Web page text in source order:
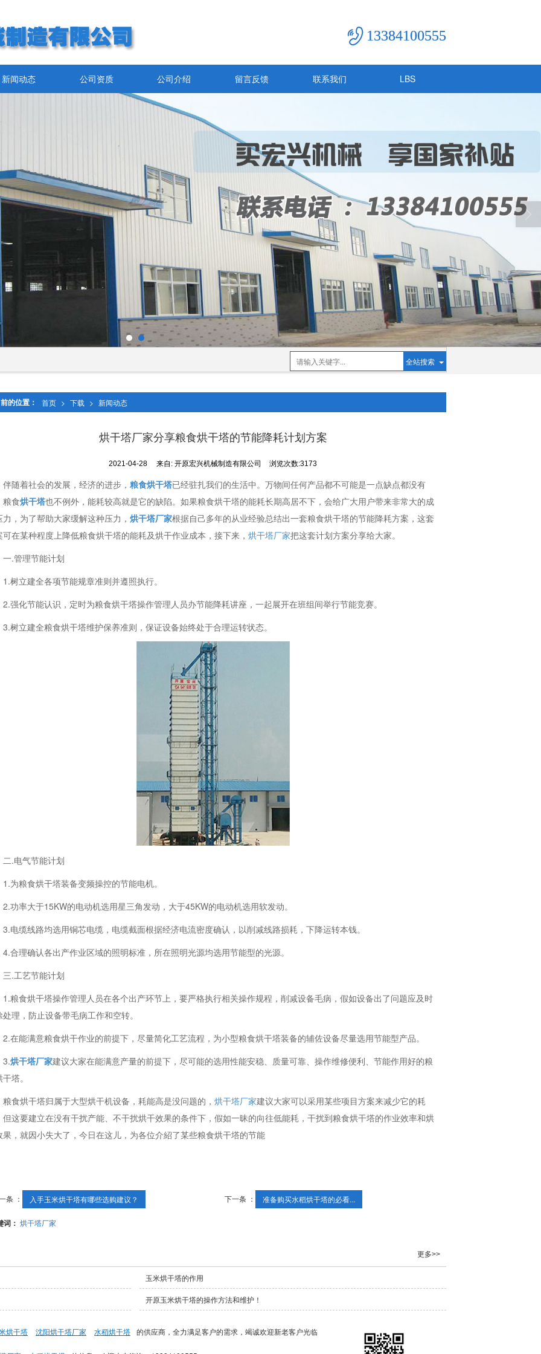
13384100555
新闻动态 公司资质 公司介绍 留言反馈 联系我们 LBS
全站搜索
的位置： 首页 > 下载 > 新闻动态
烘干塔厂家分享粮食烘干塔的节能降耗计划方案
2021-04-28 来自:开原宏兴机械制造有限公司 浏览次数:3173
伴随着社会的发展，经济的进步， 粮食烘干塔已经驻扎我们的生活中。万物间任何产品都不可能是一点缺点都没有
粮食烘干塔也不例外，能耗较高就是它的缺陷。如果粮食烘干塔的能耗长期高居不下，会给广大用户带来非常大的成
力，为了帮助大家缓解这种压力， 烘干塔厂家根据自己多年的从业经验总结出一套粮食烘干塔的节能降耗方案，这套
可在某种程度上降低粮食烘干塔的能耗及烘干作业成本，接下来， 烘干塔厂家把这套计划方案分享给大家。
一.管理节能计划
1.树立建全各项节能规章准则并遵照执行。
2.强化节能认识，定时为粮食烘干塔操作管理人员办节能降耗讲座，一起展开在班组间举行节能竞赛。
3.树立建全粮食烘干塔维护保养准则，保证设备始终处于合理运转状态。
二.电气节能计划
1.为粮食烘干塔装备变频操控的节能电机。
2.功率大于15KW的电动机选用星三角发动，大于45KW的电动机选用软发动。
3.电缆线路均选用铜芯电缆，电缆截面根据经济电流密度确认，以削减线路损耗，下降运转本钱。
4.合理确认各出产作业区域的照明标准，所在照明光源均选用节能型的光源。
三.工艺节能计划
1.粮食烘干塔操作管理人员在各个出产环节上，要严格执行相关操作规程，削减设备毛病，假如设备出了问题应及时
理，防止设备带毛病工作和空转。
2.在能满意粮食烘干作业的前提下，尽量简化工艺流程，为小型粮食烘干塔装备的辅佐设备尽量选用节能型产品。
3.烘干塔厂家建议大家在能满意产量的前提下，尽可能的选用性能安稳、质量可靠、操作维修便利、节能作用好的粮
塔。
粮食烘干塔归属于大型烘干机设备，耗能高是没问题的， 烘干塔厂家建议大家可以采用某些项目方案来减少它的耗
但这要建立在没有干扰产能、不干扰烘干效果的条件下，假如一昧的向往低能耗，干扰到粮食烘干塔的作业效率和烘
果，就因小失大了，今日在这儿，为各位介紹了某些粮食烘干塔的节能
条 ： 入手玉米烘干塔有哪些选购建议？ 下一条 ： 准备购买水稻烘干塔的必看...
词： 烘干塔厂家
更多>>
玉米烘干塔的作用
开原玉米烘干塔的操作方法和维护！
烘干塔 沈阳烘干塔厂家 水稻烘干塔 的供应商，全力满足客户的需求，竭诚欢迎新老客户光临